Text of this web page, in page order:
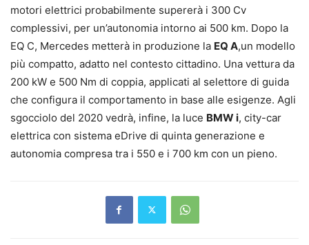
motori elettrici probabilmente supererà i 300 Cv
complessivi, per un’autonomia intorno ai 500 km. Dopo la
EQ C, Mercedes metterà in produzione la EQ A,un modello
più compatto, adatto nel contesto cittadino. Una vettura da
200 kW e 500 Nm di coppia, applicati al selettore di guida
che configura il comportamento in base alle esigenze. Agli
sgocciolo del 2020 vedrà, infine, la luce BMW i, city-car
elettrica con sistema eDrive di quinta generazione e
autonomia compresa tra i 550 e i 700 km con un pieno.